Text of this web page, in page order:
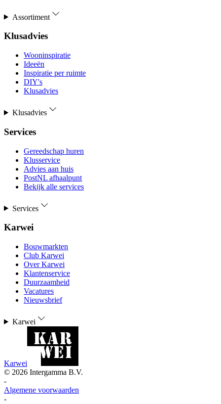
Assortiment
Klusadvies
Wooninspiratie
Ideeën
Inspiratie per ruimte
DIY's
Klusadvies
Klusadvies
Services
Gereedschap huren
Klusservice
Advies aan huis
PostNL afhaalpunt
Bekijk alle services
Services
Karwei
Bouwmarkten
Club Karwei
Over Karwei
Klantenservice
Duurzaamheid
Vacatures
Nieuwsbrief
Karwei
Karwei
© 2026 Intergamma B.V.
-
Algemene voorwaarden
-